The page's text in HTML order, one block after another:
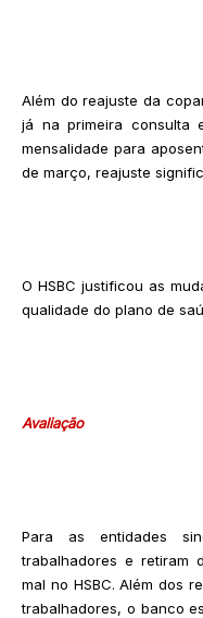
Além do reajuste da
já na primeira consulta
mensalidade para
de março, reajuste
O HSBC justificou as
qualidade do plano de
Avaliação
Para as entidades
trabalhadores e retiram
mal no HSBC. Além dos
trabalhadores, o banco